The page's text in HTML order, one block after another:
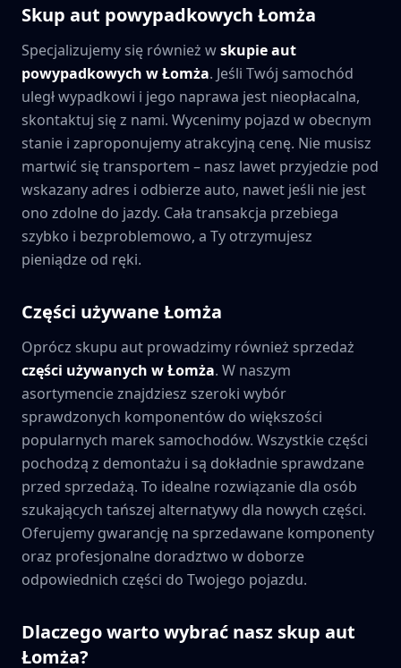
Skup aut powypadkowych Łomża
Specjalizujemy się również wskupie aut
powypadkowych wŁomża. Jeśli Twój samochód
uległ wypadkowi i jego naprawa jest nieopłacalna,
skontaktuj się z nami. Wycenimy pojazd w obecnym
stanie i zaproponujemy atrakcyjną cenę. Nie musisz
martwić się transportem – nasz lawet przyjedzie pod
wskazany adres i odbierze auto, nawet jeśli nie jest
ono zdolne do jazdy. Cała transakcja przebiega
szybko i bezproblemowo, a Ty otrzymujesz
pieniądze od ręki.
Części używane Łomża
Oprócz skupu aut prowadzimy również sprzedaż
części używanych wŁomża. W naszym
asortymencie znajdziesz szeroki wybór
sprawdzonych komponentów do większości
popularnych marek samochodów. Wszystkie części
pochodzą z demontażu i są dokładnie sprawdzane
przed sprzedażą. To idealne rozwiązanie dla osób
szukających tańszej alternatywy dla nowych części.
Oferujemy gwarancję na sprzedawane komponenty
oraz profesjonalne doradztwo w doborze
odpowiednich części do Twojego pojazdu.
Dlaczego warto wybrać nasz skup aut
Łomża?